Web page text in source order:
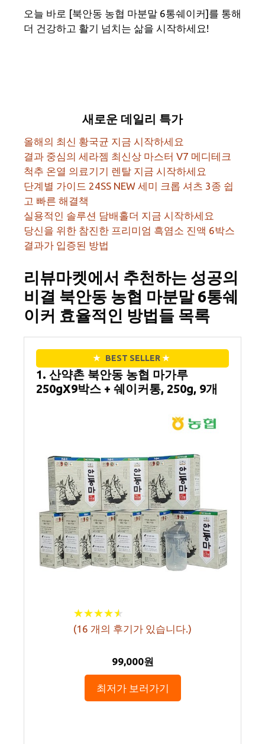
오늘 바로 [북안동 농협 마분말 6통쉐이커]를 통해
더 건강하고 활기 넘치는 삶을 시작하세요!
새로운 데일리 특가
올해의 최신 황국균 지금 시작하세요
결과 중심의 세라젬 최신상 마스터 V7 메디테크
척추 온열 의료기기 렌탈 지금 시작하세요
단계별 가이드 24SS NEW 세미 크롭 셔츠 3종 쉽
고 빠른 해결책
실용적인 솔루션 담배홀더 지금 시작하세요
당신을 위한 참진한 프리미엄 흑염소 진액 6박스
결과가 입증된 방법
리뷰마켓에서 추천하는 성공의
비결 북안동 농협 마분말 6통쉐
이커 효율적인 방법들 목록
★ BEST SELLER ★
1. 산약촌 북안동 농협 마가루
250gX9박스 + 쉐이커통, 250g, 9개
★★★★★
★★★★★
(16 개의 후기가 있습니다.)
99,000원
최저가 보러가기